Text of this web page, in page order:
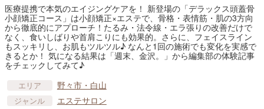
医療提携で本気のエイジングケアを！ 新登場の「デラックス頭蓋骨
小顔矯正コース」は小顔矯正×エステで、骨格・表情筋・肌の3方向
から徹底的にアプローチ！たるみ・法令線・エラ張りの改善だけで
なく、食いしばりや首肩こりにも効果的。さらに、フェイスライン
もスッキリし、お肌もツルツル♪ なんと1回の施術でも変化を実感で
きるとか！ 気になる結果は「週末、金沢。」から編集部の体験記事
をチェックしてみて♪
エリア 野々市・白山
ジャンル エステサロン